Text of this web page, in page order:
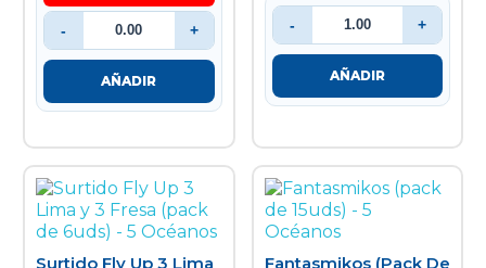
- +
AÑADIR
- +
AÑADIR
Surtido Fly Up 3 Lima
Fantasmikos (pack De